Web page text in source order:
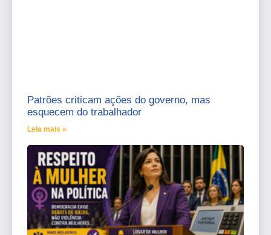
Patrões criticam ações do governo, mas
esquecem do trabalhador
Leia mais »